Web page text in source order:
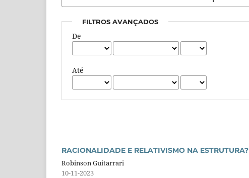
FILTROS AVANÇADOS
De
Até
RACIONALIDADE E RELATIVISMO NA ESTRUTURA?
Robinson Guitarrari
10-11-2023